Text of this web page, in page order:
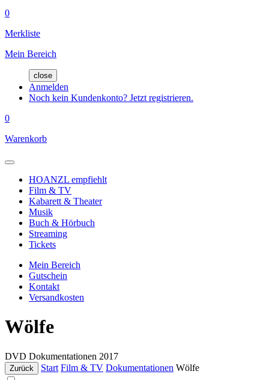
0
Merkliste
Mein Bereich
close
Anmelden
Noch kein Kundenkonto? Jetzt registrieren.
0
Warenkorb
HOANZL empfiehlt
Film & TV
Kabarett & Theater
Musik
Buch & Hörbuch
Streaming
Tickets
Mein Bereich
Gutschein
Kontakt
Versandkosten
Wölfe
DVD Dokumentationen 2017
Zurück Start Film & TV Dokumentationen Wölfe